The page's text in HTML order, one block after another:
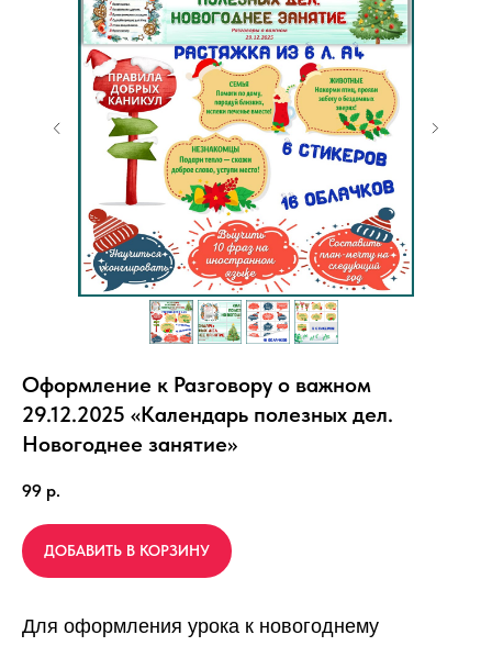
Оформление к Разговору о важном
29.12.2025 «Календарь полезных дел.
Новогоднее занятие»
99 р.
ДОБАВИТЬ В КОРЗИНУ
Для оформления урока к новогоднему